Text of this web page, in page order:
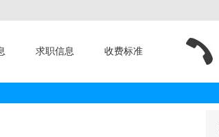
求职信息 收费标准